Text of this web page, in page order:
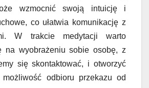
wzmocnić swoją intuicję i
co ułatwia komunikację z
W trakcie medytacji warto
na wyobrażeniu sobie osobę, z
się skontaktować, i otworzyć
możliwość odbioru przekazu od